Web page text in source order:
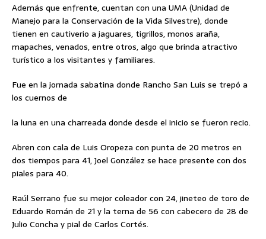
Además que enfrente, cuentan con una UMA (Unidad de
Manejo para la Conservación de la Vida Silvestre), donde
tienen en cautiverio a jaguares, tigrillos, monos araña,
mapaches, venados, entre otros, algo que brinda atractivo
turístico a los visitantes y familiares.
Fue en la jornada sabatina donde Rancho San Luis se trepó a
los cuernos de
la luna en una charreada donde desde el inicio se fueron recio.
Abren con cala de Luis Oropeza con punta de 20 metros en
dos tiempos para 41, Joel González se hace presente con dos
piales para 40.
Raúl Serrano fue su mejor coleador con 24, jineteo de toro de
Eduardo Román de 21 y la terna de 56 con cabecero de 28 de
Julio Concha y pial de Carlos Cortés.